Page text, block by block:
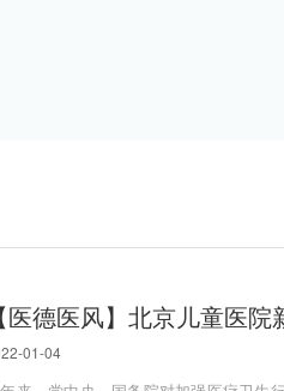
【医德医风】北京儿童医
01-04